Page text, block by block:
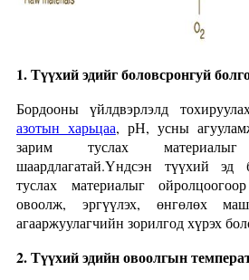
1. Түүхий эдийг боловсронгуй
Бордооны үйлдвэрлэлд
азотын харьцаа, рН, усны
зарим туслах
шаардлагатай.Үндсэн түүхий
туслах материалыг
овоолж, эргүүлэх, өнгөлөх
агааржуулагчийн зорилгод хүрэх
2. Түүхий эдийн овоолгын